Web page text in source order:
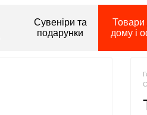
Сувеніри та
подарунки
Товари
дому і